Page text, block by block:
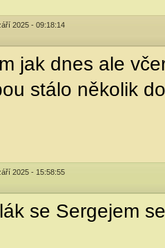
2025 - 09:18:14
jak dnes ale
stálo několik
2025 - 15:58:55
se Sergejem